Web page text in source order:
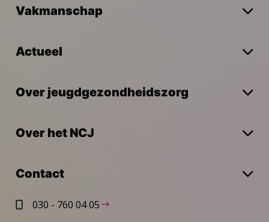
Vakmanschap
Actueel
Over jeugdgezondheidszorg
Over het NCJ
Contact
030 - 760 04 05